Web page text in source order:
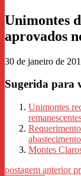
Unimontes
aprovados
30 de janeiro de
Sugerida para
Unimontes
Montes
postagem anterior